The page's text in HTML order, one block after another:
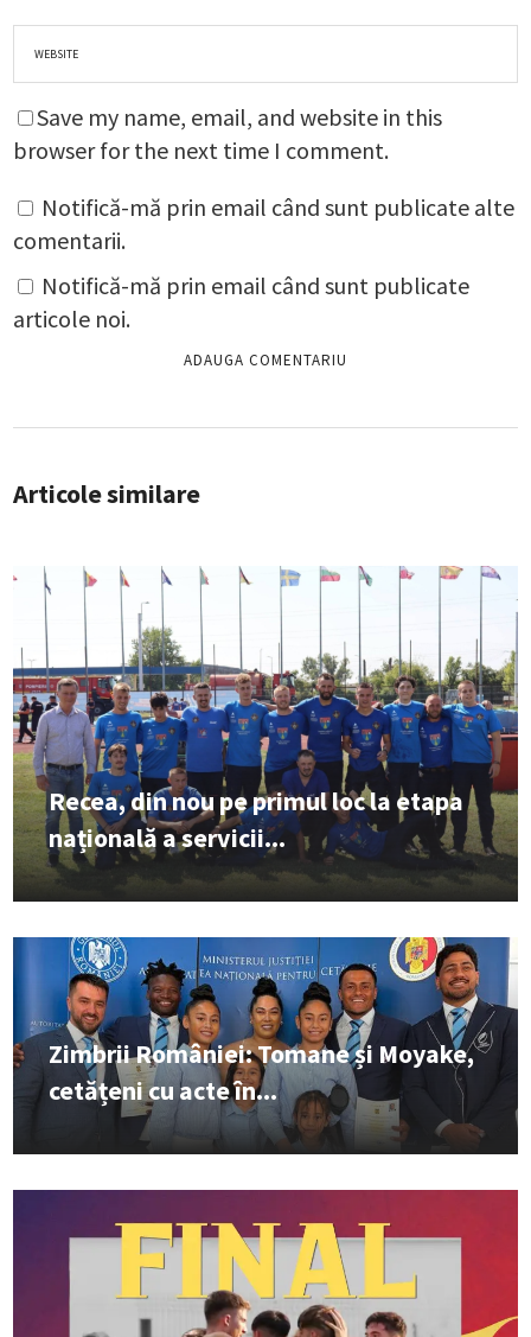
Save my name, email, and website in this
browser for the next time I comment.
Notifică-mă prin email când sunt publicate alte
comentarii.
Notifică-mă prin email când sunt publicate
articole noi.
Articole similare
Recea, din nou pe primul loc la etapa
națională a servicii...
Zimbrii României: Tomane și Moyake,
cetățeni cu acte în...